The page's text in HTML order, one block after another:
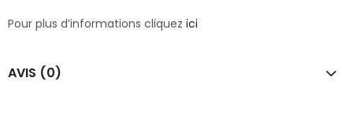
Pour plus d’informations cliquez ici
AVIS (0)